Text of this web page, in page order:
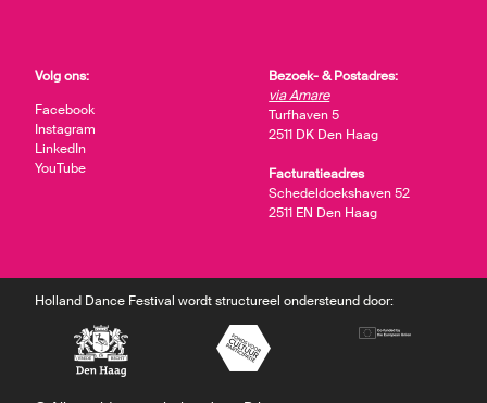
Bezoek- & Postadres:
via Amare
Turfhaven 5
2511 DK Den Haag
Facturatieadres
Schedeldoekshaven 52
2511 EN Den Haag
Volg ons:
Facebook
Instagram
LinkedIn
YouTube
Holland Dance Festival wordt structureel ondersteund door: